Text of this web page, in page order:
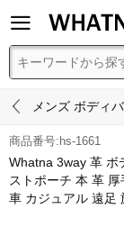

 メンズ ボディ
商品番号:hs-1661
Whatna 3way 革 ボ
ストポーチ 本 革
車 カジュアル 遠足